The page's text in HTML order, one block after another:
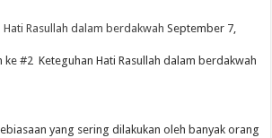
Rasullah dalam berdakwah September 7,
#2 Keteguhan Hati Rasullah dalam berdakwah
yang sering dilakukan oleh banyak orang